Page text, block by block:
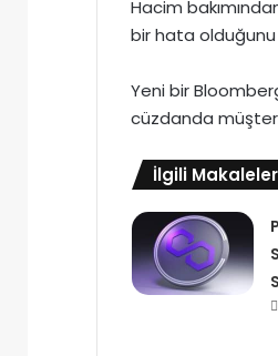
Hacim
bir hata olduğunu
Yeni bir
cüzdanda
İlgili Makaleler